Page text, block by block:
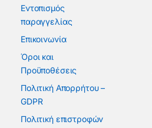
Εντοπισμός
παραγγελίας
Επικοινωνία
Όροι και
Προϋποθέσεις
Πολιτική Απορρήτου –
GDPR
Πολιτική επιστροφών